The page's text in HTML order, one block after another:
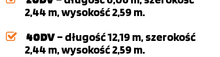
2,44 m, wysokość 2,59 m.
40DV– długość 12,19 m, szerokość
2,44 m, wysokość 2,59 m.